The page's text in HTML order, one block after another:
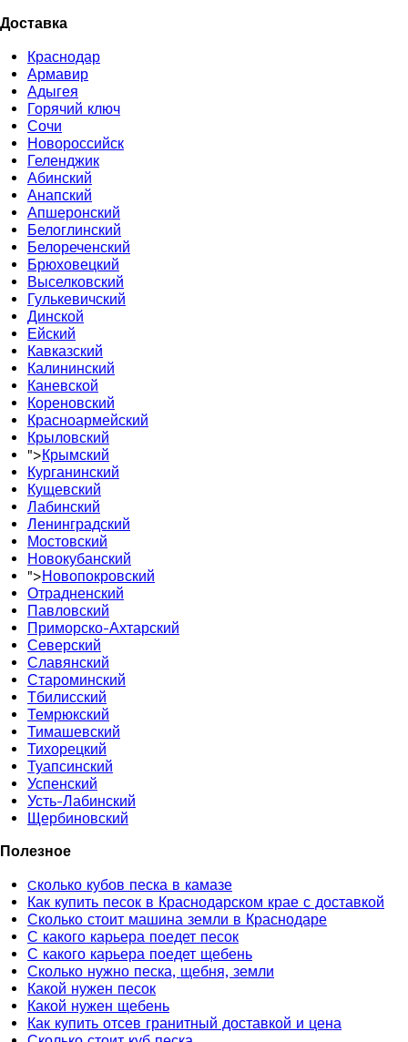
Доставка
Краснодар
Армавир
Адыгея
Горячий ключ
Сочи
Новороссийск
Геленджик
Абинский
Анапский
Апшеронский
Белоглинский
Белореченский
Брюховецкий
Выселковский
Гулькевичский
Динской
Ейский
Кавказский
Калининский
Каневской
Кореновский
Красноармейский
Крыловский
">Крымский
Курганинский
Кущевский
Лабинский
Ленинградский
Мостовский
Новокубанский
">Новопокровский
Отрадненский
Павловский
Приморско-Ахтарский
Северский
Славянский
Староминский
Тбилисский
Темрюкский
Тимашевский
Тихорецкий
Туапсинский
Успенский
Усть-Лабинский
Щербиновский
Полезное
Cколько кубов песка в камазе
Как купить песок в Краснодарском крае с доставкой
Сколько стоит машина земли в Краснодаре
С какого карьера поедет песок
С какого карьера поедет щебень
Сколько нужно песка, щебня, земли
Какой нужен песок
Какой нужен щебень
Как купить отсев гранитный доставкой и цена